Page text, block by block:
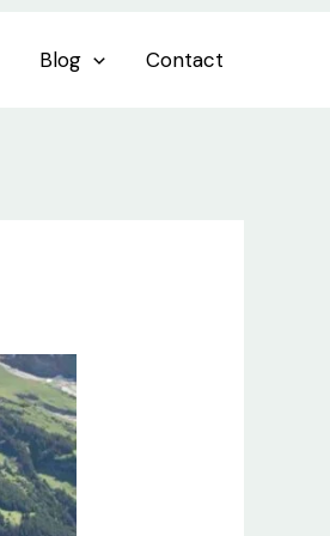
Blog Contact